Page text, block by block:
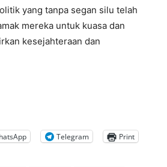
yang tanpa segan silu telah
mereka untuk kuasa dan
kesejahteraan dan
Telegram Print